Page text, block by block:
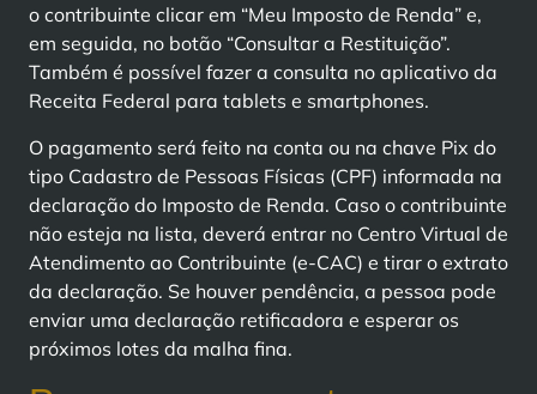
o contribuinte clicar em “Meu Imposto de Renda” e,
em seguida, no botão “Consultar a Restituição”.
Também é possível fazer a consulta no aplicativo da
Receita Federal para tablets e smartphones.
O pagamento será feito na conta ou na chave Pix do
tipo Cadastro de Pessoas Físicas (CPF) informada na
declaração do Imposto de Renda. Caso o contribuinte
não esteja na lista, deverá entrar no Centro Virtual de
Atendimento ao Contribuinte (e-CAC) e tirar o extrato
da declaração. Se houver pendência, a pessoa pode
enviar uma declaração retificadora e esperar os
próximos lotes da malha fina.